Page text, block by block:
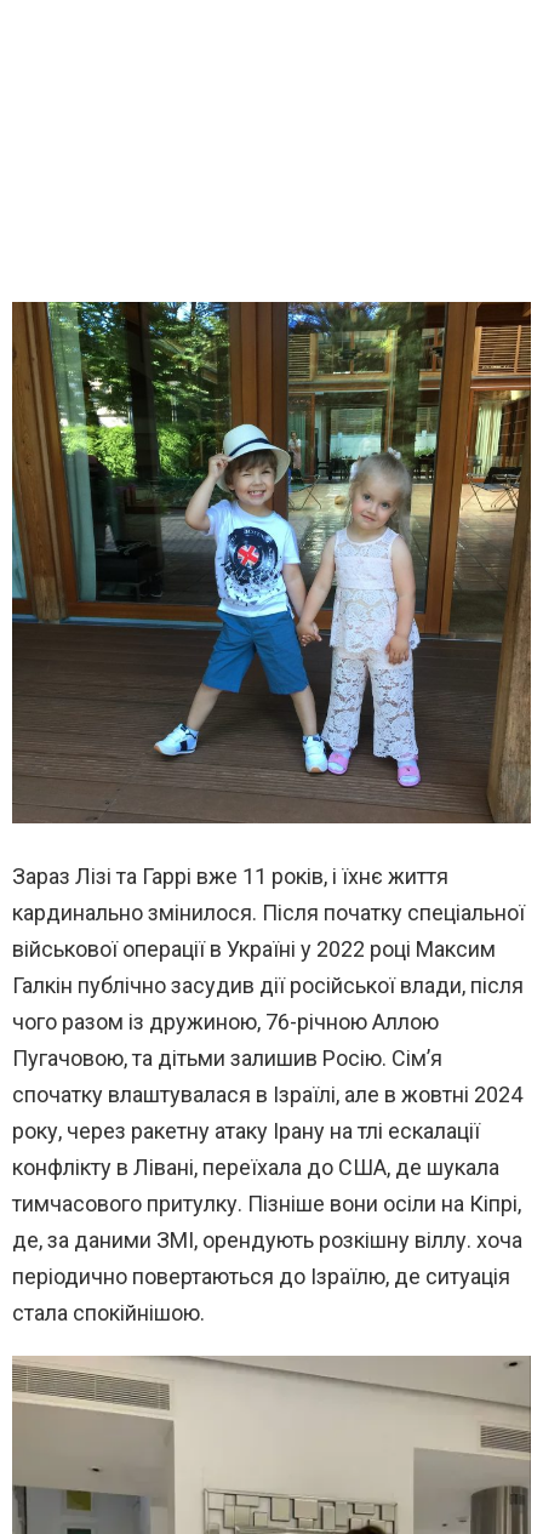
Зараз Лізі та Гаррі вже 11 років, і їхнє життя
кардинально змінилося. Після початку спеціальної
військової операції в Україні у 2022 році Максим
Галкін публічно засудив дії російської влади, після
чого разом із дружиною, 76-річною Аллою
Пугачовою, та дітьми залишив Росію. Сім’я
спочатку влаштувалася в Ізраїлі, але в жовтні 2024
року, через ракетну атаку Ірану на тлі ескалації
конфлікту в Лівані, переїхала до США, де шукала
тимчасового притулку. Пізніше вони осіли на Кіпрі,
де, за даними ЗМІ, орендують розкішну віллу. хоча
періодично повертаються до Ізраїлю, де ситуація
стала спокійнішою.